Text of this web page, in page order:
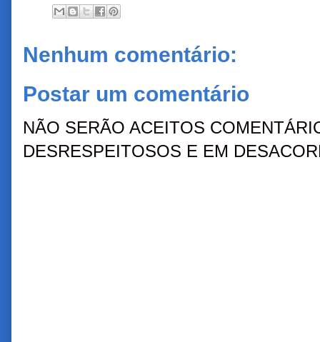
Nenhum comentário:
Postar um comentário
NÃO SERÃO ACEITOS
DESRESPEITOSOS E EM